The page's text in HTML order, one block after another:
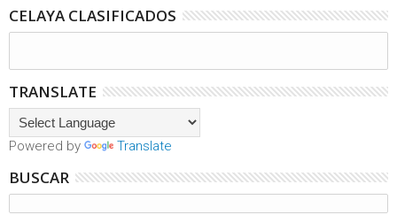
CELAYA CLASIFICADOS
TRANSLATE
Powered by Translate
BUSCAR